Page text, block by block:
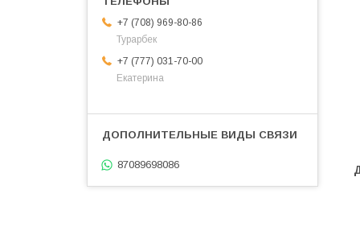
+7 (708) 969-80-86
Турарбек
+7 (777) 031-70-00
Екатерина
87089698086